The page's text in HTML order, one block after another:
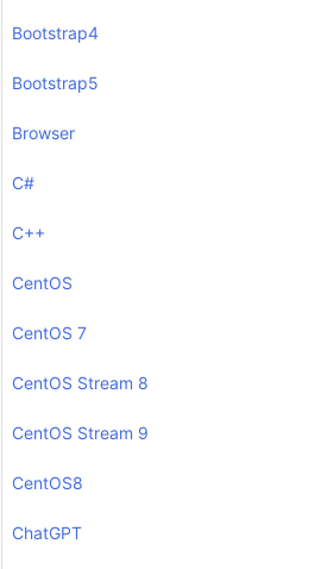
Bootstrap4
Bootstrap5
Browser
C#
C++
CentOS
CentOS 7
CentOS Stream 8
CentOS Stream 9
CentOS8
ChatGPT